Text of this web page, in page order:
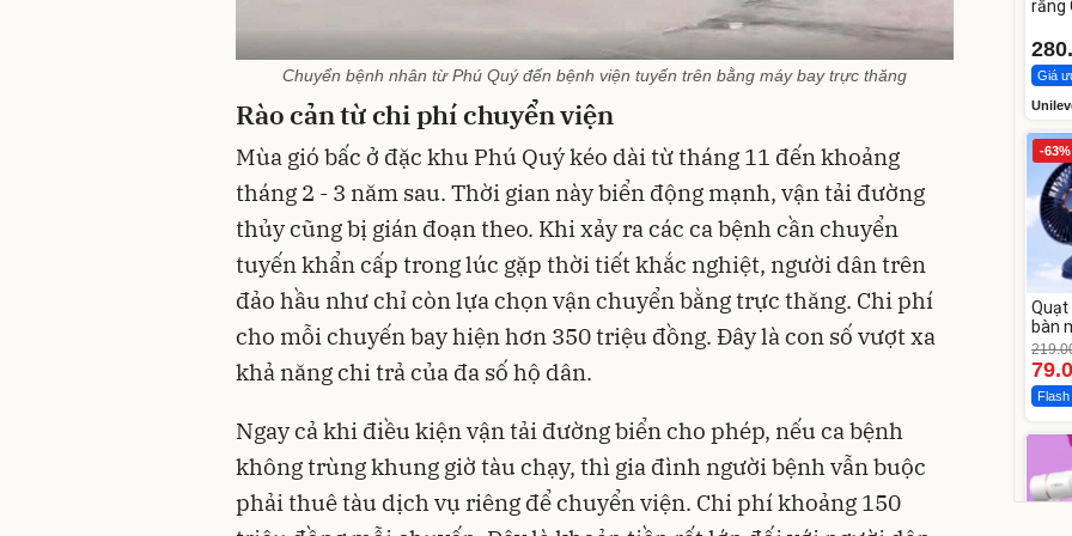
Chuyển bệnh nhân từ Phú Quý đến bệnh viện tuyến trên bằng máy bay trực thăng
Rào cản từ chi phí chuyển viện
Mùa gió bấc ở đặc khu Phú Quý kéo dài từ tháng 11 đến khoảng
tháng 2 - 3 năm sau. Thời gian này biển động mạnh, vận tải đường
thủy cũng bị gián đoạn theo. Khi xảy ra các ca bệnh cần chuyển
tuyến khẩn cấp trong lúc gặp thời tiết khắc nghiệt, người dân trên
đảo hầu như chỉ còn lựa chọn vận chuyển bằng trực thăng. Chi phí
cho mỗi chuyến bay hiện hơn 350 triệu đồng. Đây là con số vượt xa
khả năng chi trả của đa số hộ dân.
Ngay cả khi điều kiện vận tải đường biển cho phép, nếu ca bệnh
không trùng khung giờ tàu chạy, thì gia đình người bệnh vẫn buộc
phải thuê tàu dịch vụ riêng để chuyển viện. Chi phí khoảng 150
răng
Giá
-63%
Quạt
bàn
Flash